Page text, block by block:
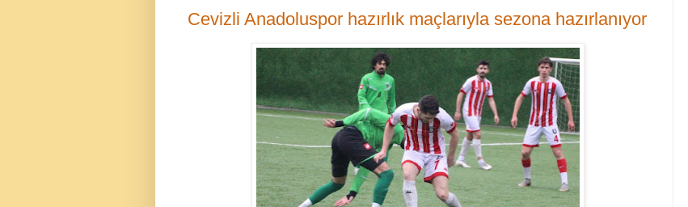
Cevizli Anadoluspor hazırlık maçlarıyla sezona hazırlanıyor